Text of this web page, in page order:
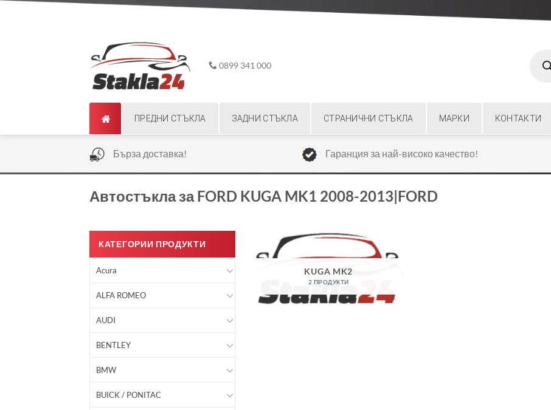
0899 341 000
search
ПРЕДНИ СТЪКЛА ЗАДНИ СТЪКЛА СТРАНИЧНИ СТЪКЛА МАРКИ КОНТАКТИ
Бърза доставка! Гаранция за най-високо качество!
Автостъкла за FORD KUGA MK1 2008-2013|FORD
КАТЕГОРИИ ПРОДУКТИ
Acura
ALFA ROMEO
AUDI
BENTLEY
BMW
BUICK / PONITAC
KUGA MK2
2 ПРОДУКТИ